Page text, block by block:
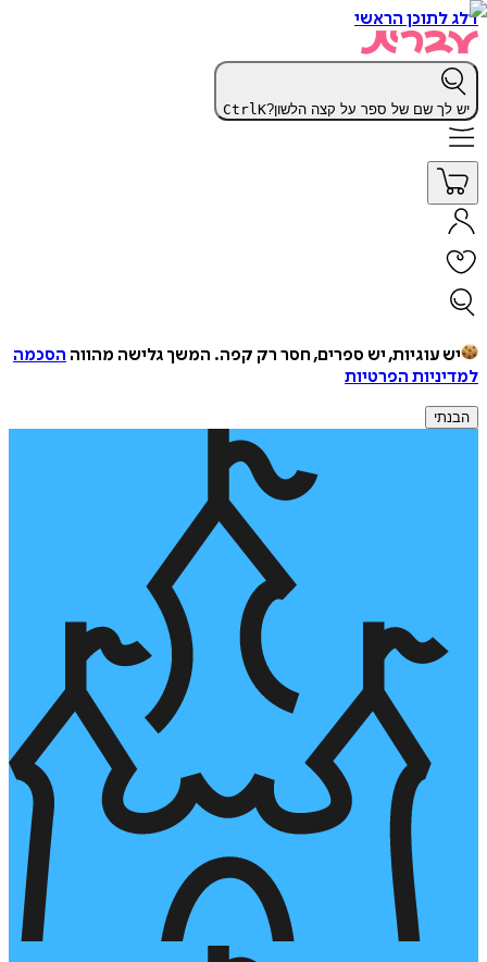
דלג לתוכן הראשי
יש לך שם של ספר על קצה הלשון? CtrlK
יש עוגיות, יש ספרים, חסר רק קפה. המשך גלישה מהווה הסכמה
למדיניות הפרטיות
הבנתי